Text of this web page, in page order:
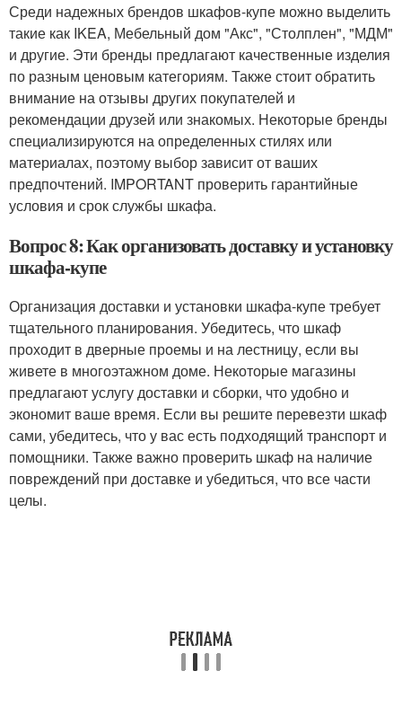
Среди надежных брендов шкафов-купе можно выделить
такие как IKEA, Мебельный дом "Акс", "Столплен", "МДМ"
и другие. Эти бренды предлагают качественные изделия
по разным ценовым категориям. Также стоит обратить
внимание на отзывы других покупателей и
рекомендации друзей или знакомых. Некоторые бренды
специализируются на определенных стилях или
материалах, поэтому выбор зависит от ваших
предпочтений. IMPORTANT проверить гарантийные
условия и срок службы шкафа.
Вопрос 8: Как организовать доставку и установку
шкафа-купе
Организация доставки и установки шкафа-купе требует
тщательного планирования. Убедитесь, что шкаф
проходит в дверные проемы и на лестницу, если вы
живете в многоэтажном доме. Некоторые магазины
предлагают услугу доставки и сборки, что удобно и
экономит ваше время. Если вы решите перевезти шкаф
сами, убедитесь, что у вас есть подходящий транспорт и
помощники. Также важно проверить шкаф на наличие
повреждений при доставке и убедиться, что все части
целы.